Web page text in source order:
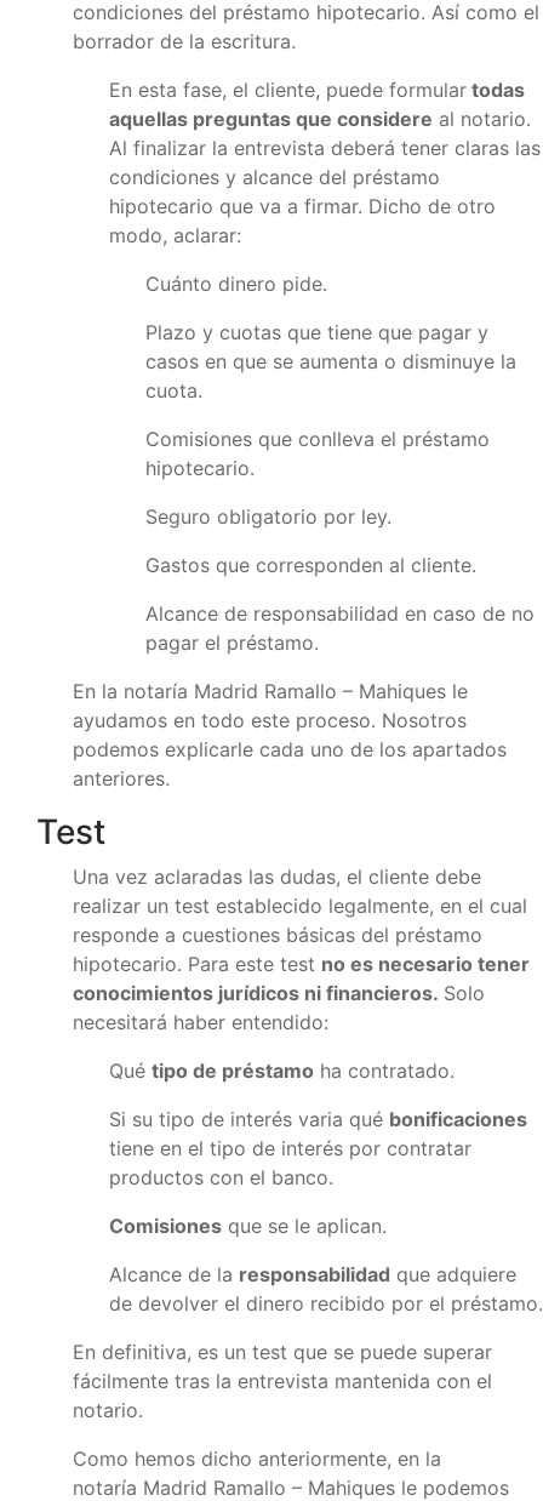
condiciones del préstamo hipotecario. Así como el
borrador de la escritura.
En esta fase, el cliente, puede formular todas
aquellas preguntas que considere al notario.
Al finalizar la entrevista deberá tener claras las
condiciones y alcance del préstamo
hipotecario que va a firmar. Dicho de otro
modo, aclarar:
Cuánto dinero pide.
Plazo y cuotas que tiene que pagar y
casos en que se aumenta o disminuye la
cuota.
Comisiones que conlleva el préstamo
hipotecario.
Seguro obligatorio por ley.
Gastos que corresponden al cliente.
Alcance de responsabilidad en caso de no
pagar el préstamo.
En la notaría Madrid Ramallo – Mahiques le
ayudamos en todo este proceso. Nosotros
podemos explicarle cada uno de los apartados
anteriores.
Test
Una vez aclaradas las dudas, el cliente debe
realizar un test establecido legalmente, en el cual
responde a cuestiones básicas del préstamo
hipotecario. Para este test no es necesario tener
conocimientos jurídicos ni financieros. Solo
necesitará haber entendido:
Qué tipo de préstamo ha contratado.
Si su tipo de interés varia qué bonificaciones
tiene en el tipo de interés por contratar
productos con el banco.
Comisiones que se le aplican.
Alcance de la responsabilidad que adquiere
de devolver el dinero recibido por el préstamo.
En definitiva, es un test que se puede superar
fácilmente tras la entrevista mantenida con el
notario.
Como hemos dicho anteriormente, en la
notaría Madrid Ramallo – Mahiques le podemos